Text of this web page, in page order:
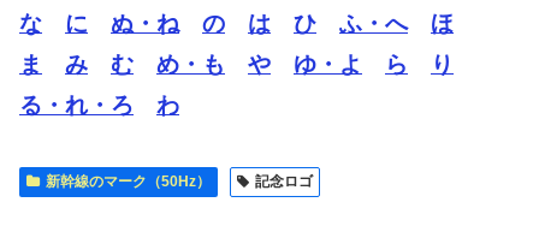
な
に ぬ・ね の は ひ ふ・へ
ほ
ま
み む め・も や ゆ・よ ら
り
る・れ・ろ
わ
新幹線のマーク（50Hz） 記念ロゴ